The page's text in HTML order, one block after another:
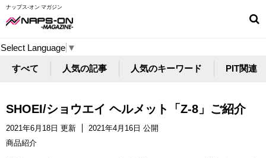
ナップス-オン マガジン
Select Language ▼
すべて 人気の記事 人気のキーワード PIT関連
SHOEI/ショウエイ ヘルメット「Z-8」ご紹介
2021年6月18日 更新
2021年4月16日 公開
商品紹介